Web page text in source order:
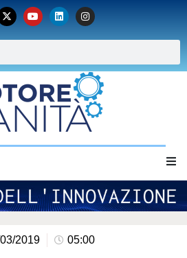
2019 05:00